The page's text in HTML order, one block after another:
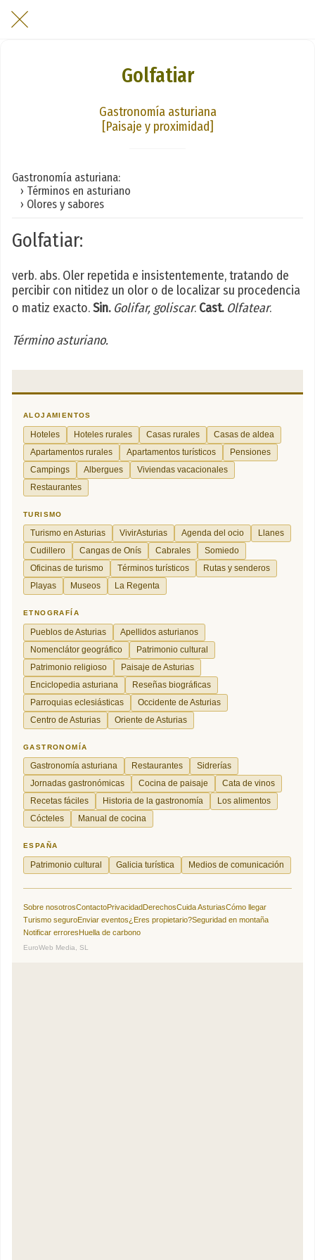
Golfatiar
Gastronomía asturiana
[Paisaje y proximidad]
Gastronomía asturiana:
› Términos en asturiano
› Olores y sabores
Golfatiar:
verb. abs. Oler repetida e insistentemente, tratando de
percibir con nitidez un olor o de localizar su procedencia
o matiz exacto.Sin. Golifar, goliscar. Cast. Olfatear.
Término asturiano.